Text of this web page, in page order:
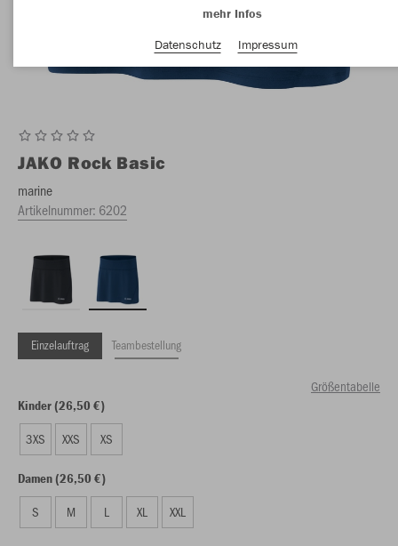
JAKO Rock Basic
marine
Artikelnummer: 6202
Einzelauftrag Teambestellung
Größentabelle
Kinder (26,50 €)
3XS XXS XS
Damen (26,50 €)
S M L XL XXL
mehr Infos
Datenschutz
Impressum